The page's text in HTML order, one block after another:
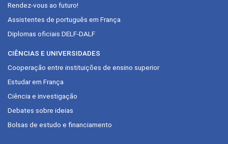
Rendez-vous ao futuro!
Assistentes de português em França
Diplomas oficiais DELF-DALF
CIÊNCIAS E UNIVERSIDADES
Cooperação entre instituições de ensino superior
Estudar em França
Ciência e investigação
Debates sobre ideias
Bolsas de estudo e financiamento